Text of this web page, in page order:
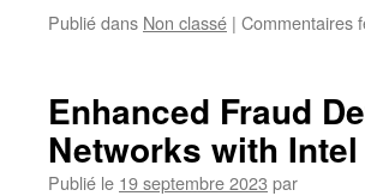
Publié dans Non classé | Commentaires
Enhanced Fraud
Networks with
Publié le 19 septembre 2023 par